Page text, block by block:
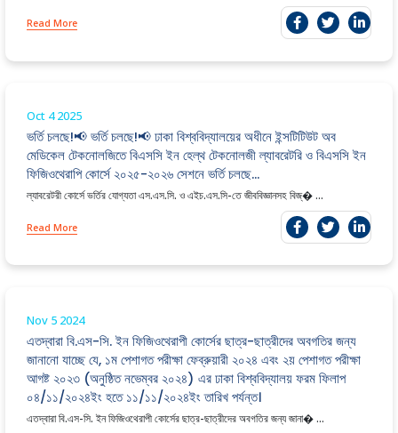
Read More
Oct 4 2025
ভর্তি চলছে!📢 ভর্তি চলছে!📢 ঢাকা বিশ্ববিদ্যালয়ের অধীনে ইন্সটিটিউট অব
মেডিকেল টেকনোলজিতে বিএসসি ইন হেল্থ টেকনোলজী ল্যাবরেটরি ও বিএসসি ইন
ফিজিওথেরাপি কোর্সে ২০২৫-২০২৬ সেশনে ভর্তি চলছে…
ল্যাবরেটরী কোর্সে ভর্তির যোগ্যতা এস.এস.সি. ও এইচ.এস.সি-তে জীববিজ্ঞানসহ বিজ্� ...
Read More
Nov 5 2024
এতদ্বারা বি.এস-সি. ইন ফিজিওথেরাপী কোর্সের ছাত্র-ছাত্রীদের অবগতির জন্য
জানানো যাচ্ছে যে, ১ম পেশাগত পরীক্ষা ফেব্রুয়ারী ২০২৪ এবং ২য় পেশাগত পরীক্ষা
আগষ্ট ২০২৩ (অনুষ্ঠিত নভেম্বর ২০২৪) এর ঢাকা বিশ্ববিদ্যালয় ফরম ফিলাপ
০৪/১১/২০২৪ইং হতে ১১/১১/২০২৪ইং তারিখ পর্যন্ত।
এতদ্বারা বি.এস-সি. ইন ফিজিওথেরাপী কোর্সের ছাত্র-ছাত্রীদের অবগতির জন্য জানা� ...